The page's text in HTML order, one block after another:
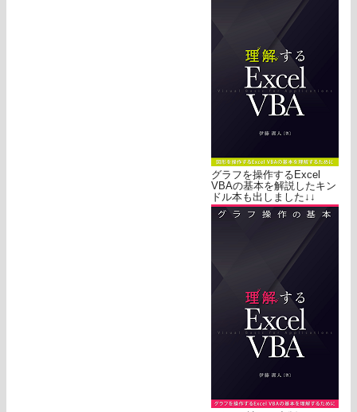
グラフを操作するExcel
VBAの基本を解説したキン
ドル本も出しました↓↓